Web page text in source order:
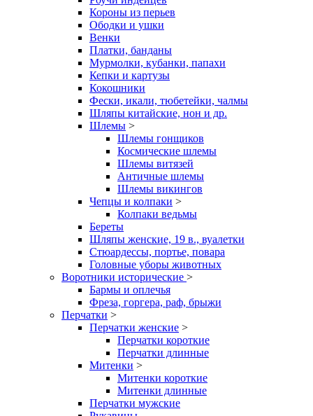
Короны из перьев
Ободки и ушки
Венки
Платки, банданы
Мурмолки, кубанки, папахи
Кепки и картузы
Кокошники
Фески, икали, тюбетейки, чалмы
Шляпы китайские, нон и др.
Шлемы >
Шлемы гонщиков
Космические шлемы
Шлемы витязей
Античные шлемы
Шлемы викингов
Чепцы и колпаки >
Колпаки ведьмы
Береты
Шляпы женские, 19 в., вуалетки
Стюардессы, портье, повара
Головные уборы животных
Воротники исторические >
Бармы и оплечья
Фреза, горгера, раф, брыжи
Перчатки >
Перчатки женские >
Перчатки короткие
Перчатки длинные
Митенки >
Митенки короткие
Митенки длинные
Перчатки мужские